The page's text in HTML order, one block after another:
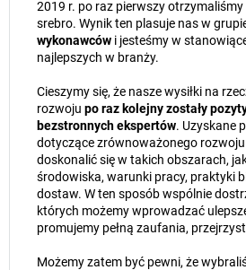
2019 r. po raz pierwszy otrzymaliśmy
srebro. Wynik ten plasuje nas w
wykonawców i jesteśmy w
najlepszych w branży.
Cieszymy się, że nasze wysiłki na
rozwoju po raz kolejny zostały
bezstronnych ekspertów. Uzyskane
dotyczące zrównoważonego
doskonalić się w takich obszarach,
środowiska, warunki pracy, praktyki
dostaw. W ten sposób wspólnie
których możemy wprowadzać
promujemy pełną zaufania,
Możemy zatem być pewni, że